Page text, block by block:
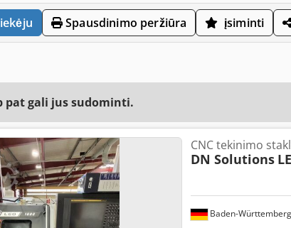
Spausdinimo peržiūra įsiminti
pat gali jus sudominti.
Baden-Württemberg
CNC tekinimo
DN Solutions